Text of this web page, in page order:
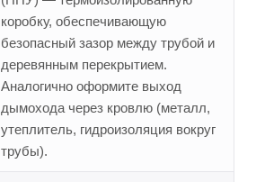
коробку, обеспечивающую
безопасный зазор между трубой и
деревянным перекрытием.
Аналогично оформите выход
дымохода через кровлю (металл,
утеплитель, гидроизоляция вокруг
трубы).